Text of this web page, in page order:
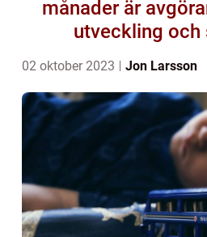
månader är
utveckling och
02 oktober 2023 Jon Larsson